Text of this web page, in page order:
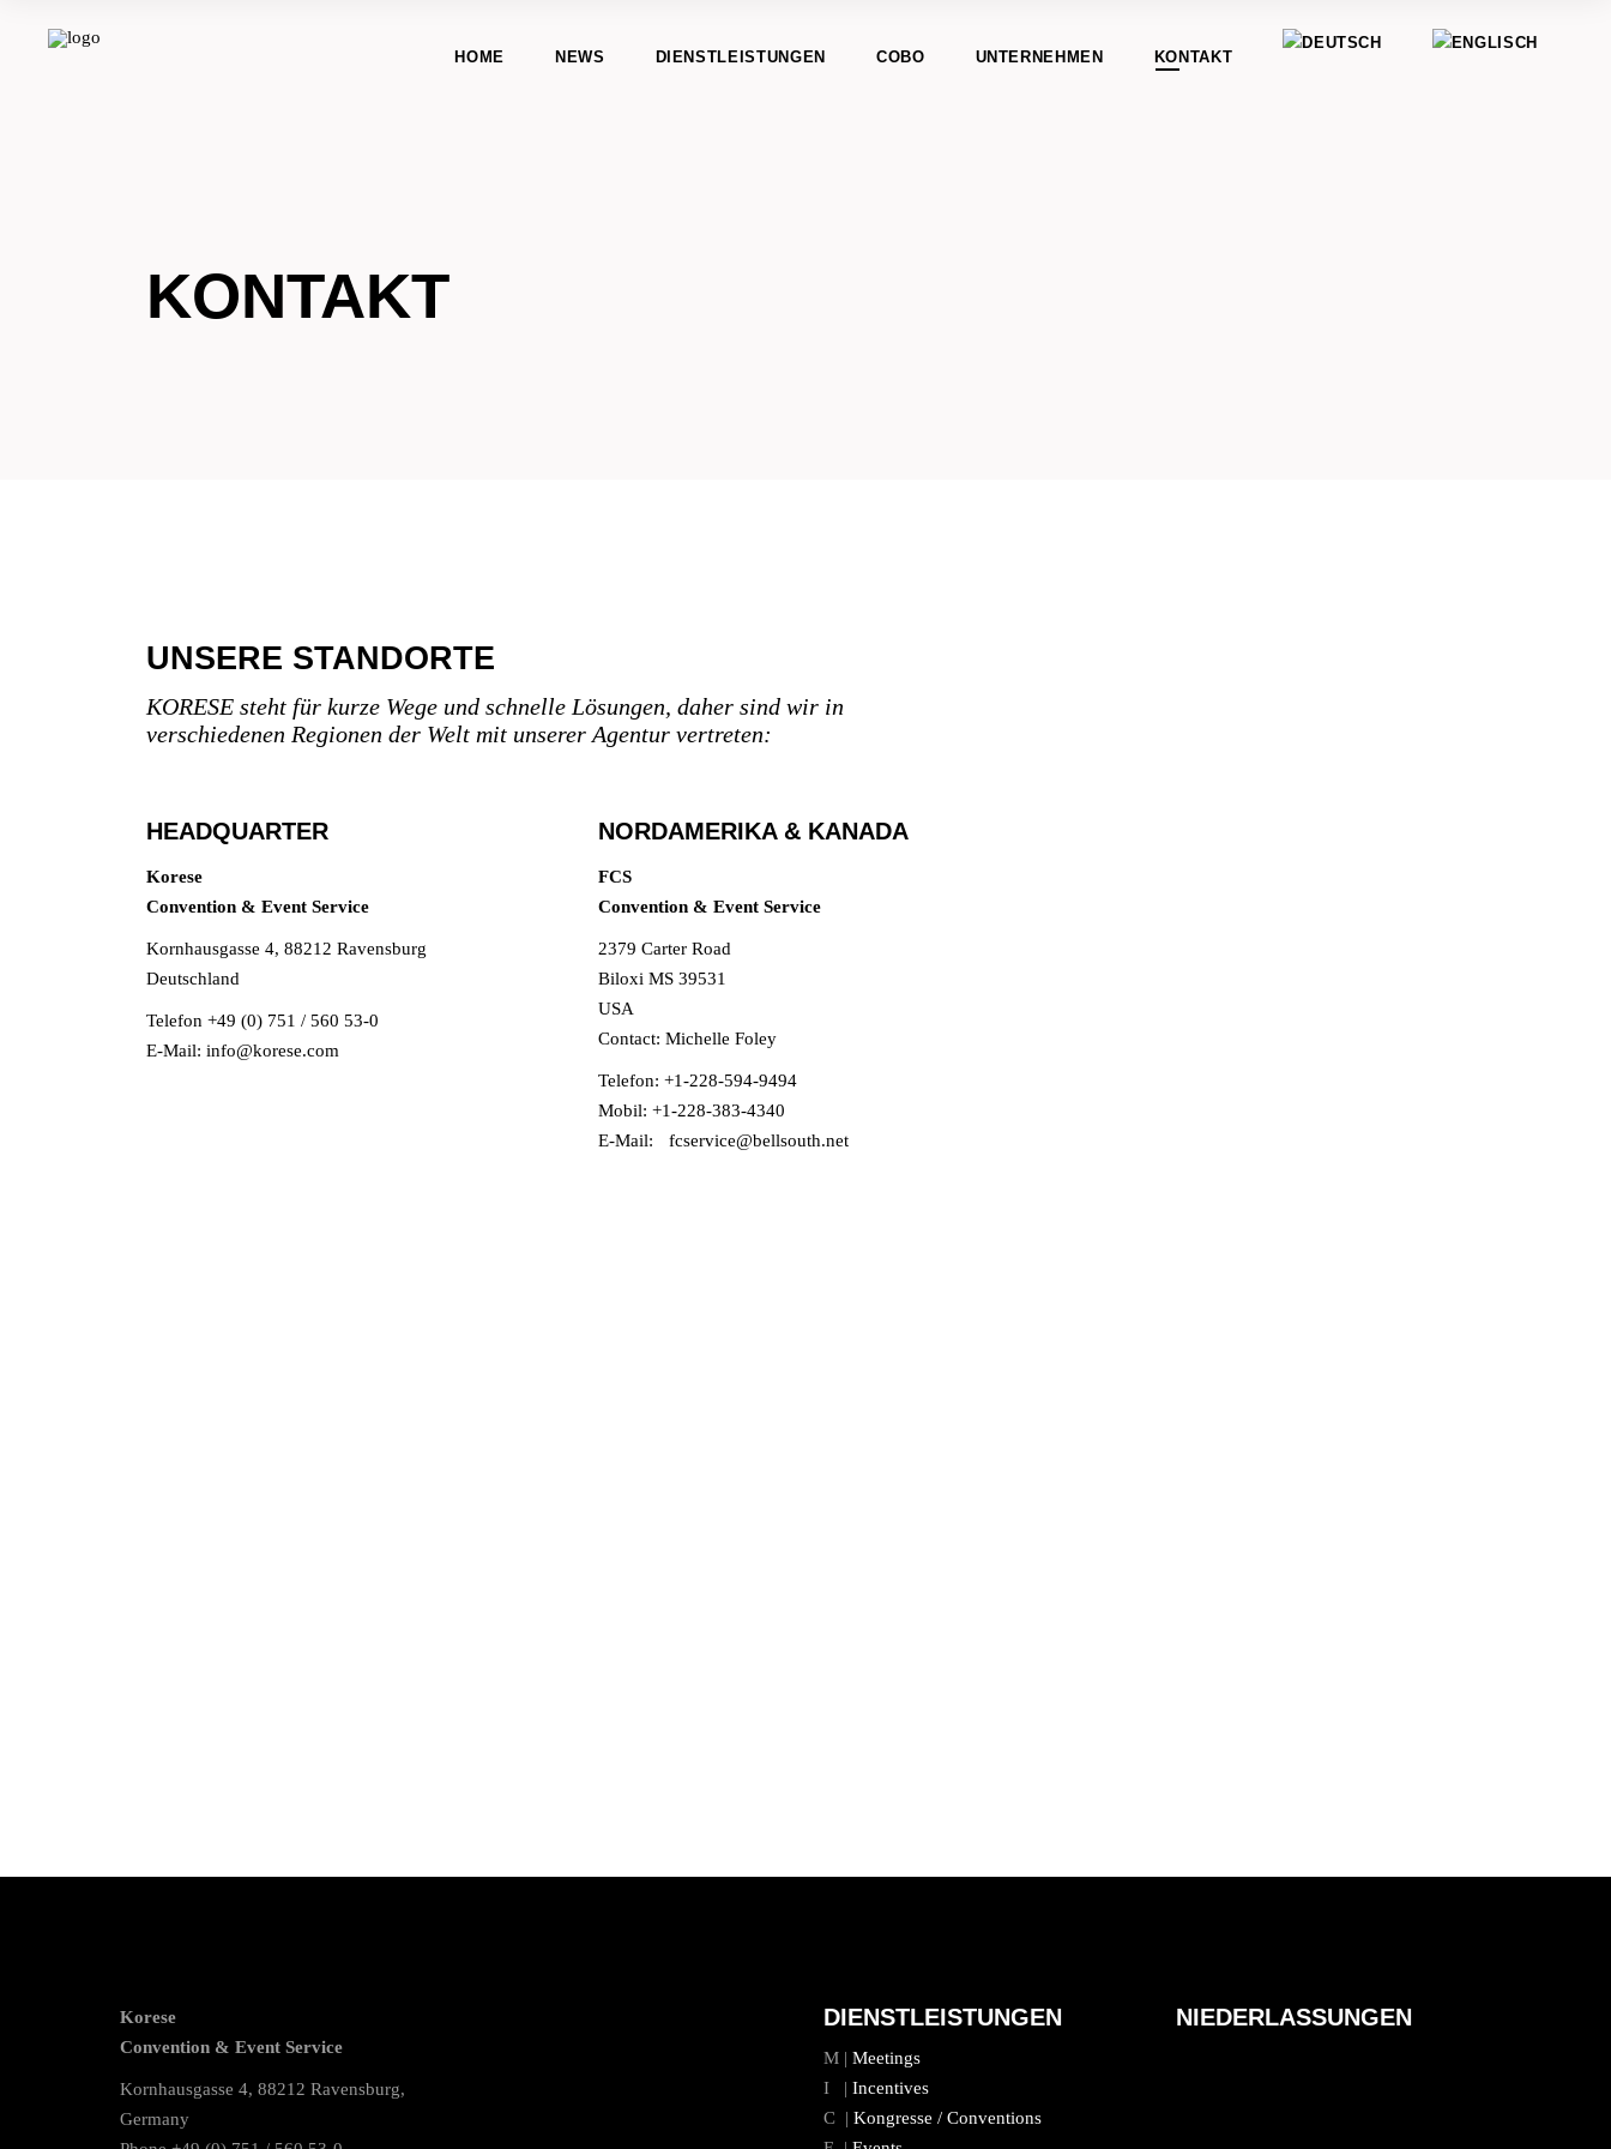
HOME NEWS DIENSTLEISTUNGEN COBO UNTERNEHMEN KONTAKT
KONTAKT
UNSERE STANDORTE
KORESE steht für kurze Wege und schnelle Lösungen, daher sind wir in
verschiedenen Regionen der Welt mit unserer Agentur vertreten:
HEADQUARTER
Korese
Convention & Event Service
Kornhausgasse 4, 88212 Ravensburg
Deutschland
Telefon +49 (0) 751 / 560 53-0
E-Mail: info@korese.com
NORDAMERIKA & KANADA
FCS
Convention & Event Service
2379 Carter Road
Biloxi MS 39531
USA
Contact: Michelle Foley
Telefon: +1-228-594-9494
Mobil: +1-228-383-4340
E-Mail: fcservice@bellsouth.net
Korese
Convention & Event Service
Kornhausgasse 4, 88212 Ravensburg,
Germany
DIENSTLEISTUNGEN
M | Meetings
I | Incentives
C | Kongresse / Conventions
NIEDERLASSUNGEN